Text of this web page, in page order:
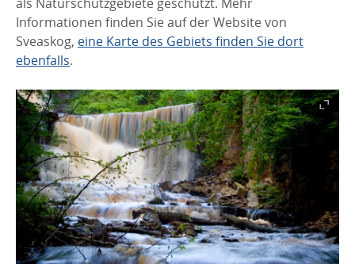
Informationen finden Sie auf der Website von
Sveaskog, eine Karte des Gebiets finden Sie dort
ebenfalls.